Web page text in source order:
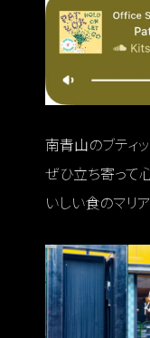
南青山のブティ
ぜひ立ち寄って
いしい食のマリ